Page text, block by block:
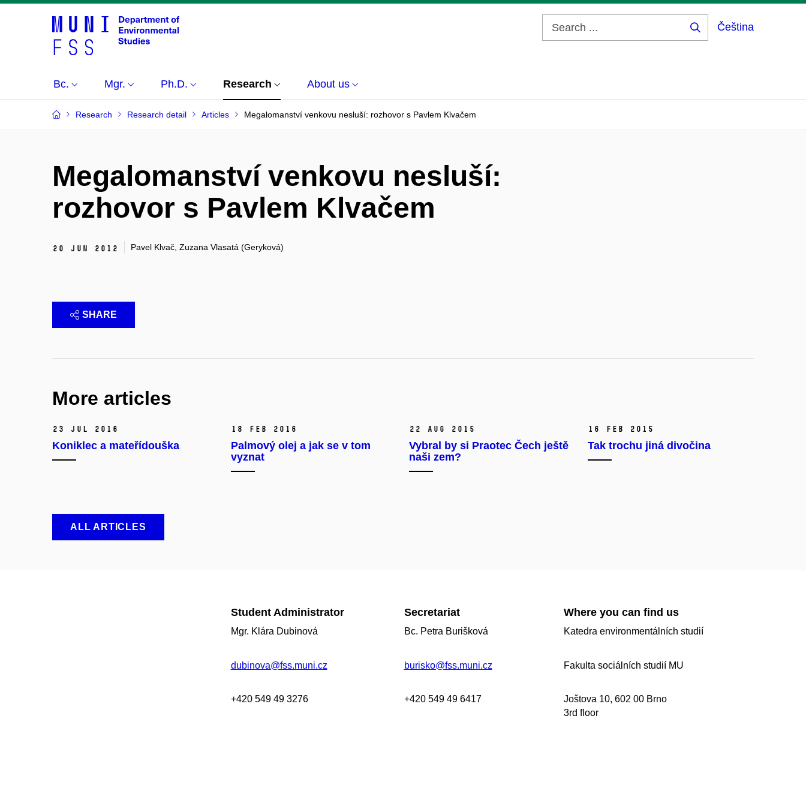
Čeština
Bc. Mgr. Ph.D. Research About us
Research Research detail Articles Megalomanství venkovu nesluší: rozhovor s Pavlem Klvačem
Megalomanství venkovu nesluší:
rozhovor s Pavlem Klvačem
20 Jun 2012 Pavel Klvač, Zuzana Vlasatá (Geryková)
SHARE
More articles
23 Jul 2016
Koniklec a mateřídouška
18 Feb 2016
Palmový olej a jak se v tom
vyznat
22 Aug 2015
Vybral by si Praotec Čech ještě
naši zem?
16 Feb 2015
Tak trochu jiná divočina
ALL ARTICLES
Student Administrator
Mgr. Klára Dubinová
dubinova@fss.muni.cz
+420 549 49 3276
Secretariat
Bc. Petra Burišková
burisko@fss.muni.cz
+420 549 49 6417
Where you can find us
Katedra environmentálních studií
Fakulta sociálních studií MU
Joštova 10, 602 00 Brno
3rd floor